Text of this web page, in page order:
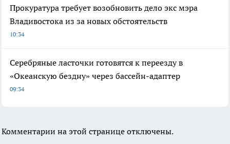
Прокуратура требует возобновить дело экс мэра
Владивостока из за новых обстоятельств
10:34
Серебряные ласточки готовятся к переезду в
«Океанскую бездну» через бассейн-адаптер
09:34
Комментарии на этой странице отключены.